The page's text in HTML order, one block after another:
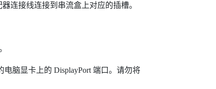
连接线连接到串流盒上对应的插槽。
电脑显卡上的 DisplayPort端口。请勿将